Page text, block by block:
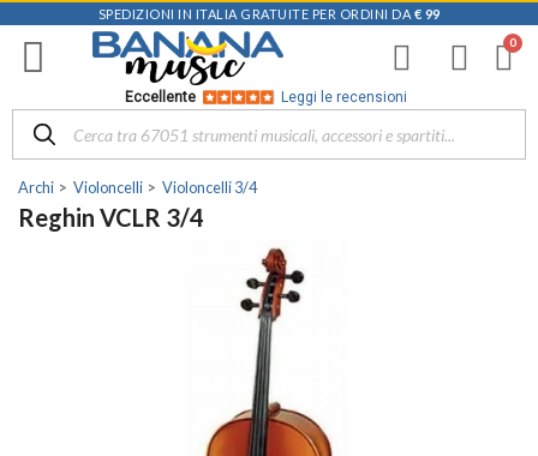
SPEDIZIONI IN ITALIA GRATUITE PER ORDINI DA € 99
Eccellente Leggi le recensioni
Archi Violoncelli Violoncelli 3/4
Reghin VCLR 3/4